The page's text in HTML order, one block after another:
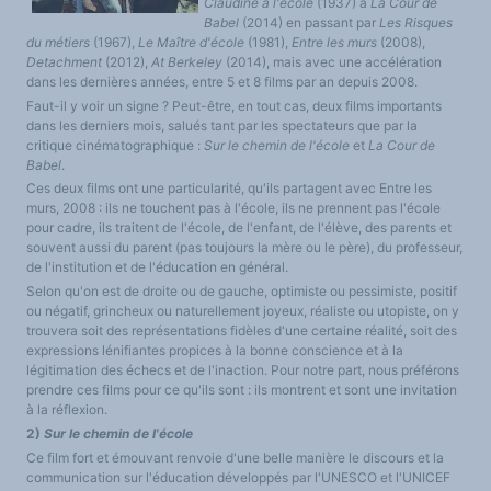
LES FONDAMENTAUX
Langues et géopolitique - L'avenir des langues
Multilinguismes et plurilinguismes
Politiques et droits linguistiques
Dynamique des langues
Langues et histoire
Langues, sciences et philosophie
Science ouverte
Langues et pouvoirs
Terminologie
Textes de référence
Education et recherche
Culture et industries culturelles
Economique et social
International
Accès au dictionnaire des anglicismes
Accéder à la plateforme pour la traduction (en construction)
Accès à la banque de données Relations internationales
Accéder au site de l'OPA (Observatoire du plurilinguisme en Afrique)
ACTUALITÉS/EVENEMENTS
Actualités
Manifestations
Les victoires du plurilinguisme
Chroniques et humeurs
Courrier des lecteurs
Morceaux choisis
Annonces
Anglicismes-anglicisation
Humour et plurilinguisme
Babel (2014) en passant par Les Risques
du métiers (1967), Le Maître d'école (1981), Entre les murs (2008),
Detachment (2012), At Berkeley (2014), mais avec une accélération
dans les dernières années, entre 5 et 8 films par an depuis 2008.
Faut-il y voir un signe ? Peut-être, en tout cas, deux films importants
dans les derniers mois, salués tant par les spectateurs que par la
critique cinématographique : Sur le chemin de l'école et La Cour de
Babel.
Ces deux films ont une particularité, qu'ils partagent avec Entre les
murs, 2008 : ils ne touchent pas à l'école, ils ne prennent pas l'école
pour cadre, ils traitent de l'école, de l'enfant, de l'élève, des parents et
souvent aussi du parent (pas toujours la mère ou le père), du professeur,
de l'institution et de l'éducation en général.
Selon qu'on est de droite ou de gauche, optimiste ou pessimiste, positif
ou négatif, grincheux ou naturellement joyeux, réaliste ou utopiste, on y
trouvera soit des représentations fidèles d'une certaine réalité, soit des
expressions lénifiantes propices à la bonne conscience et à la
légitimation des échecs et de l'inaction. Pour notre part, nous préférons
prendre ces films pour ce qu'ils sont : ils montrent et sont une invitation
à la réflexion.
2) Sur le chemin de l'école
Ce film fort et émouvant renvoie d'une belle manière le discours et la
communication sur l'éducation développés par l'UNESCO et l'UNICEF